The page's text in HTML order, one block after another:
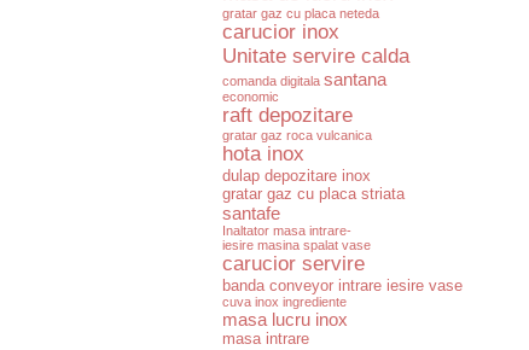
gratar gaz cu placa neteda
carucior inox
Unitate servire calda
comanda digitala santana
economic
raft depozitare
gratar gaz roca vulcanica
hota inox
dulap depozitare inox
gratar gaz cu placa striata
santafe
Inaltator masa intrare-
iesire masina spalat vase
carucior servire
banda conveyor intrare iesire vase
cuva inox ingrediente
masa lucru inox
masa intrare